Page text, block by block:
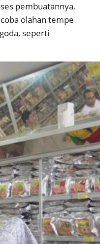
pembuatannya.
olahan tempe
seperti